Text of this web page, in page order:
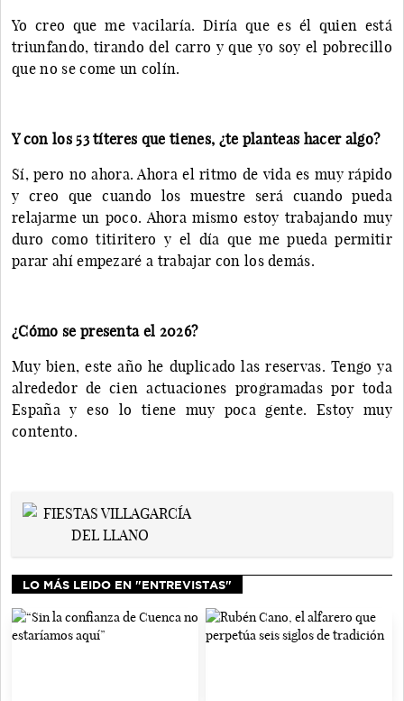
Yo creo que me vacilaría. Diría que es él quien está
triunfando, tirando del carro y que yo soy el pobrecillo
que no se come un colín.
Y con los 53 títeres que tienes, ¿te planteas hacer algo?
Sí, pero no ahora. Ahora el ritmo de vida es muy rápido
y creo que cuando los muestre será cuando pueda
relajarme un poco. Ahora mismo estoy trabajando muy
duro como titiritero y el día que me pueda permitir
parar ahí empezaré a trabajar con los demás.
¿Cómo se presenta el 2026?
Muy bien, este año he duplicado las reservas. Tengo ya
alrededor de cien actuaciones programadas por toda
España y eso lo tiene muy poca gente. Estoy muy
contento.
LO MÁS LEIDO EN "ENTREVISTAS"